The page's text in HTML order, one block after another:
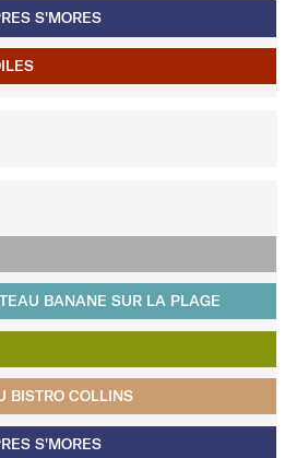
S'MORES
BANANE SUR LA PLAGE
BISTRO COLLINS
S'MORES